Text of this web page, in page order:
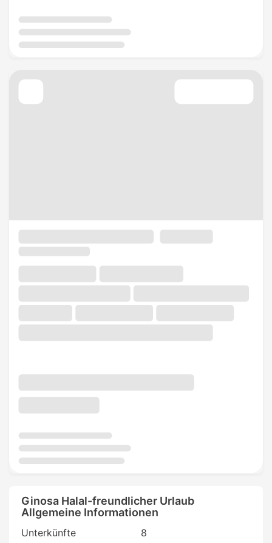
Ginosa Halal-freundlicher Urlaub
Allgemeine Informationen
Unterkünfte
8